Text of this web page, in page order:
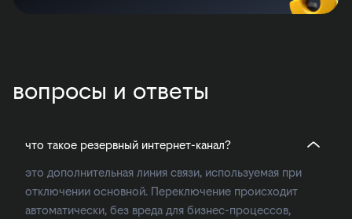
вопросы и ответы
что такое резервный интернет-канал?
это дополнительная линия связи, используемая при
отключении основной. Переключение происходит
автоматически, без вреда для бизнес-процессов,